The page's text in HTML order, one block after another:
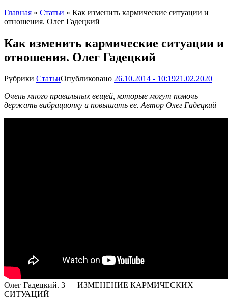
Главная » Статьи » Как изменить кармические ситуации и
отношения. Олег Гадецкий
Как изменить кармические ситуации и
отношения. Олег Гадецкий
Рубрики СтатьиОпубликовано 26.10.2014 - 10:1921.02.2020
Очень много правильных вещей, которые могут помочь
держать вибрационку и повышать ее. Автор Олег Гадецкий
Олег Гадецкий. 3 — ИЗМЕНЕНИЕ КАРМИЧЕСКИХ
СИТУАЦИЙ